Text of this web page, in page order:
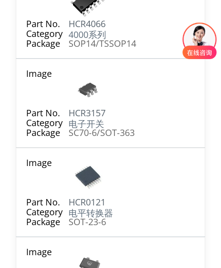
HCR4066
4000系列
SOP14/TSSOP14
HCR3157
电子开关
SC70-6/SOT-363
HCR0121
电平转换器
SOT-23-6